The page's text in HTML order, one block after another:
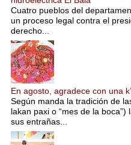
Cuatro pueblos del
un proceso legal contra el
derecho...
En agosto, agradece con una
Según manda la tradición de
lakan paxi o “mes de la
sus entrañas...